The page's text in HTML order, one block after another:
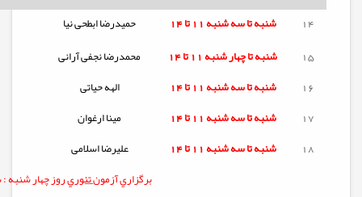
14
شنبه تاسه شنبه11 تا 14
حمیدرضا ابطحی نیا
15
شنبه تاچهار شنبه11 تا 14
محمدرضا نجفی آرانی
16
شنبه تاسه شنبه11 تا 14
الهه حیاتی
17
شنبه تاسه شنبه11 تا 14
مینا ارغوان
18
شنبه تاسه شنبه11 تا 14
علیرضا اسلامی
برگزاري آزمونتئوريروز چهار شنبه :